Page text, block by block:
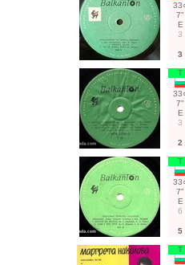
7"
Е
3
3
Т
7"
Е
3
2
Т
7"
Е
6
5
Т